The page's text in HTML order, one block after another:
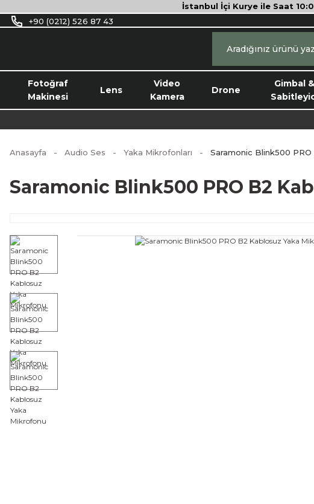
İstanbul İçi Kurye ile Saat
+90 (0212) 526 87 43
Fotoğraf
Makinesi
Lens
Video
Kamera
Drone
Gimbal &
Anasayfa Audio Ses Yaka Mikrofonları Saramonic Blink500
Saramonic Blink500 PRO B2